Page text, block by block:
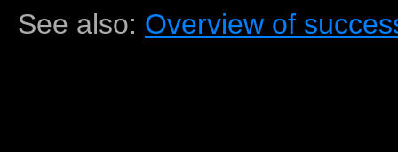
See also: Overview of